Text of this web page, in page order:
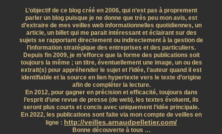
L’objectif de ce blog créé en 2006, qui n’est pas à proprement
parler un blog puisque je ne donne que très peu mon avis, est
d’extraire de mes veilles web informationnelles quotidiennes, un
article, un billet qui me parait intéressant et éclairant sur des
sujets se rapportant directement ou indirectement à la gestion de
l’information stratégique des entreprises et des particuliers.
Depuis fin 2009, je m’efforce que la forme des publications soit
toujours la même ; un titre, éventuellement une image, un ou des
extrait(s) pour appréhender le sujet et l’idée, l’auteur quand il est
identifiable et la source en lien hypertexte vers le texte d’origine
afin de compléter la lecture.
En 2012, pour gagner en précision et efficacité, toujours dans
l’esprit d’une revue de presse (de web), les textes évoluent, ils
seront plus courts et concis avec uniquement l’idée principale.
En 2022, les publications sont faite via mon compte de veilles en
ligne : http://veilles.arnaudpelletier.com/
Bonne découverte à tous …